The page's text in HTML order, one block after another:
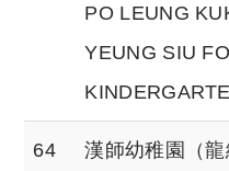
PO LEUNG
YEUNG SIU
64
漢師幼稚園（龍